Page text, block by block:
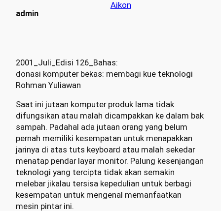
admin
Aikon
2001_Juli_Edisi 126_Bahas:
donasi komputer bekas: membagi kue teknologi
Rohman Yuliawan
Saat ini jutaan komputer produk lama tidak
difungsikan atau malah dicampakkan ke dalam bak
sampah. Padahal ada jutaan orang yang belum
pernah memiliki kesempatan untuk menapakkan
jarinya di atas tuts keyboard atau malah sekedar
menatap pendar layar monitor. Palung kesenjangan
teknologi yang tercipta tidak akan semakin
melebar jikalau tersisa kepedulian untuk berbagi
kesempatan untuk mengenal memanfaatkan
mesin pintar ini.